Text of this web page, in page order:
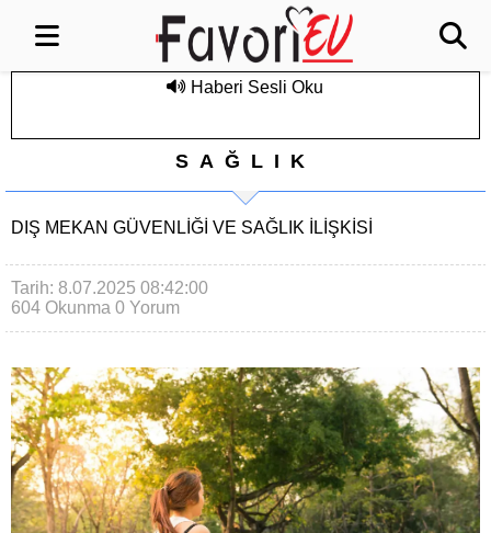
Haberi Sesli Oku
SAĞLIK
DIŞ MEKAN GÜVENLIĞI VE SAĞLIK ILIŞKISI
Tarih: 8.07.2025 08:42:00
604 Okunma 0 Yorum